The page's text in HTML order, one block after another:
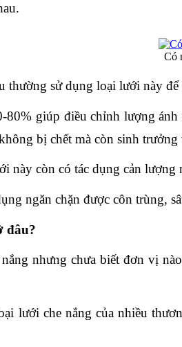
Có
thường sử dụng loại lưới này
80% giúp điều chỉnh lượng
bị chết mà còn sinh trưởng
này còn có tác dụng cản
ngăn chặn được côn trùng,
đâu?
nhưng chưa biết đơn vị
lưới che nắng của nhiều